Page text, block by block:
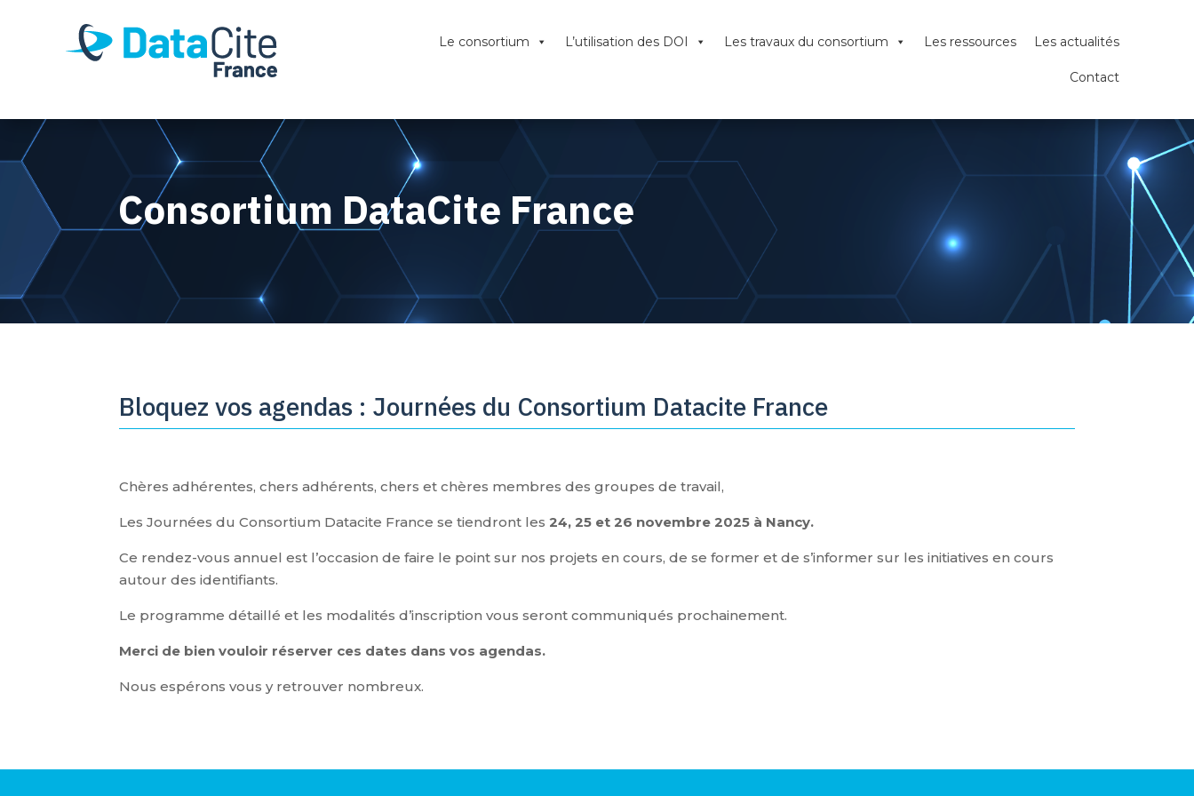
Le consortium L’utilisation des DOI Les travaux du consortium Les ressources Les actualités
Contact
Consortium DataCite France
Bloquez vos agendas : Journées du Consortium Datacite France
Chères adhérentes, chers adhérents, chers et chères membres des groupes de travail,
Les Journées du Consortium Datacite France se tiendront les24, 25 et 26 novembre 2025 à Nancy.
Ce rendez-vous annuel est l’occasion de faire le point sur nos projets en cours, de se former et de s’informer sur les initiatives en cours
autour des identifiants.
Le programme détaillé et les modalités d’inscription vous seront communiqués prochainement.
Merci de bien vouloir réserver ces dates dans vos agendas.
Nous espérons vous y retrouver nombreux.